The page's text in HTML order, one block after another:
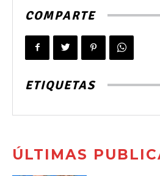
COMPARTE
ETIQUETAS
ÚLTIMAS